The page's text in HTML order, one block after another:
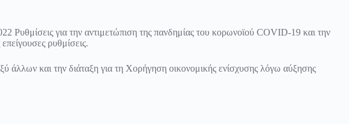
για την αντιμετώπιση της πανδημίας του κορωνοϊού COVID-19 και την
ρυθμίσεις.
άλλων και την διάταξη για τη Χορήγηση οικονομικής ενίσχυσης λόγω αύξησης